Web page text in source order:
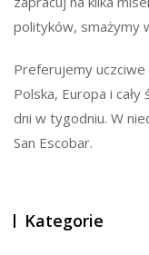
polityków, smażymy
Preferujemy
Polska, Europa i
dni w tygodniu. W
San Escobar.
Kategorie